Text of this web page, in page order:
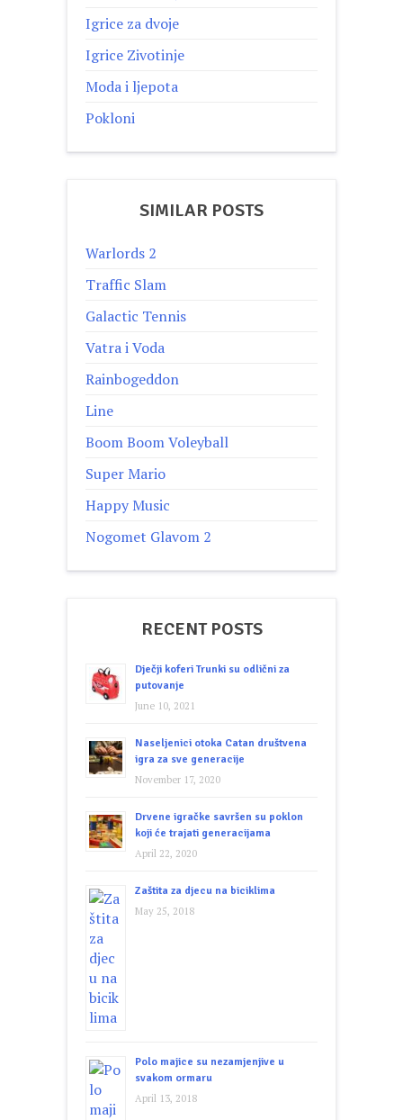
Igrice za dvoje
Igrice Zivotinje
Moda i ljepota
Pokloni
SIMILAR POSTS
Warlords 2
Traffic Slam
Galactic Tennis
Vatra i Voda
Rainbogeddon
Line
Boom Boom Voleyball
Super Mario
Happy Music
Nogomet Glavom 2
RECENT POSTS
Dječji koferi Trunki su odlični za
putovanje
June 10, 2021
Naseljenici otoka Catan društvena
igra za sve generacije
November 17, 2020
Drvene igračke savršen su poklon
koji će trajati generacijama
April 22, 2020
Zaštita za djecu na biciklima
May 25, 2018
Polo majice su nezamjenjive u
svakom ormaru
April 13, 2018